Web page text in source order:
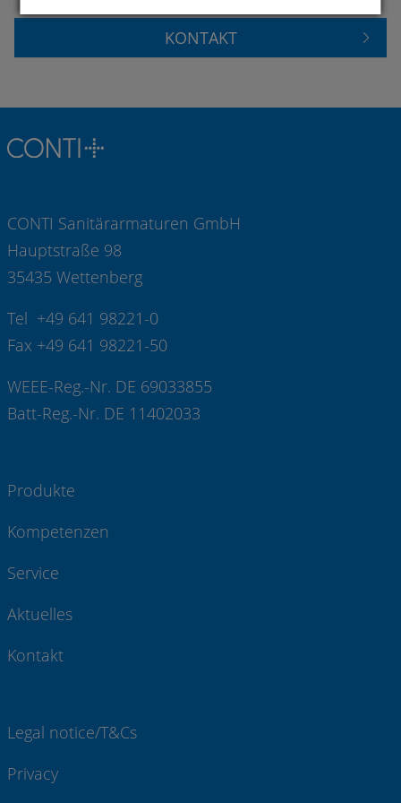
KONTAKT
CONTI Sanitärarmaturen GmbH
Hauptstraße 98
35435 Wettenberg
Tel +49 641 98221-0
Fax +49 641 98221-50
WEEE-Reg.-Nr. DE 69033855
Batt-Reg.-Nr. DE 11402033
Produkte
Kompetenzen
Service
Aktuelles
Kontakt
Legal notice/T&Cs
Privacy